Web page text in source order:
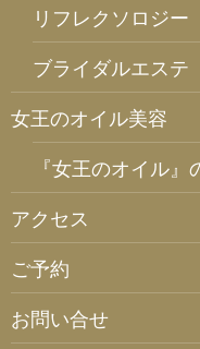
リフレクソロジー
ブライダルエステ
女王のオイル美容
『女王のオイル』
アクセス
ご予約
お問い合せ